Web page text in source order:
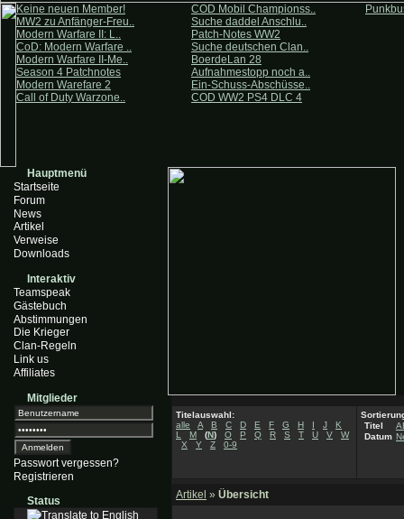
Keine neuen Member!
MW2 zu Anfänger-Freu..
Modern Warfare II: L..
CoD: Modern Warfare ..
Modern Warfare II-Me..
Season 4 Patchnotes
Modern Warefare 2
Call of Duty Warzone..
COD Mobil Championss..
Suche daddel Anschlu..
Patch-Notes WW2
Suche deutschen Clan..
BoerdeLan 28
Aufnahmestopp noch a..
Ein-Schuss-Abschüsse..
COD WW2 PS4 DLC 4
Hauptmenü
Startseite
Forum
News
Artikel
Verweise
Downloads
Interaktiv
Teamspeak
Gästebuch
Abstimmungen
Die Krieger
Clan-Regeln
Link us
Affiliates
Mitglieder
Passwort vergessen?
Registrieren
Status
Titelauswahl:
alle
A B C D E F G H I J
K
L
M (N) O P Q R S T U V
W
X
Y Z 0-9
Titel
Datum
Artikel » Übersicht